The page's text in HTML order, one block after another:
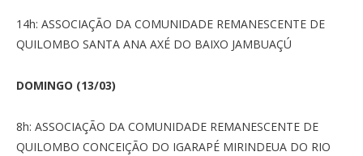
14h: ASSOCIAÇÃO DA COMUNIDADE REMANESCENTE DE
QUILOMBO SANTA ANA AXÉ DO BAIXO JAMBUAÇÚ
DOMINGO (13/03)
8h: ASSOCIAÇÃO DA COMUNIDADE REMANESCENTE DE
QUILOMBO CONCEIÇÃO DO IGARAPÉ MIRINDEUA DO RIO